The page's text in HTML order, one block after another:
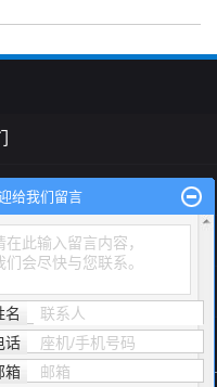
给我们留言
在此输入留言内容，
们会尽快与您联系。
名
联系人
话
座机/手机号码
箱
邮箱